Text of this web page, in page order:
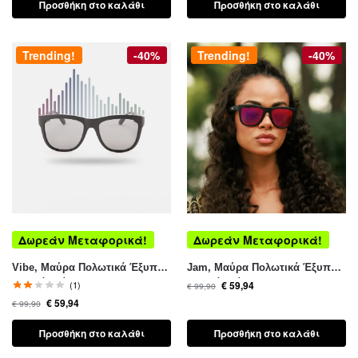
Προσθήκη στο καλάθι Προσθήκη στο καλάθι
Trending! -40%
Δωρεάν Μεταφορικά!
Vibe, Μαύρα Πολωτικά Έξυπνα
Γυαλιά Ηλίου Cat.3
(1)
€99,90 €59,94
Προσθήκη στο καλάθι
Trending! -40%
Δωρεάν Μεταφορικά!
Jam, Μαύρα Πολωτικά Έξυπνα
Γυαλιά Ηλίου Cat.3
€99,90 €59,94
Προσθήκη στο καλάθι